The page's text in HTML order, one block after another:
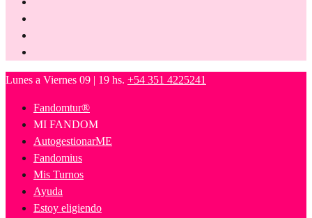
Lunes a Viernes 09 | 19 hs. +54 351 4225241
Fandomtur®
MI FANDOM
AutogestionarME
Fandomius
Mis Turnos
Ayuda
Estoy eligiendo